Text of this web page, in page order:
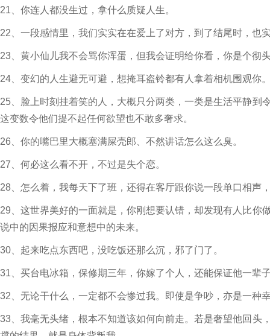
21、你连人都没生过，拿什么质疑人生。
22、一段感情里，我们实实在在爱上了对方，到了结尾时，也
23、黄小仙儿我不会骂你浑蛋，但我会证明给你看，你是个彻
24、变幻的人生避无可避，想掩耳盗铃都有人拿着相机围观你
25、脸上时刻挂着笑的人，大概只分两类，一类是生活平静到
这变数令他们提不起任何欲望也不敢多奢求。
26、你的嘴巴里大概塞满屎壳郎、不然讲话怎么这么臭。
27、何必这么看不开，不过是失个恋。
28、怎么着，我每天下了班，还得在客厅跟你说一段单口相声
29、这世界美好的一面就是，你刚想要认错，却发现有人比你
说中的因果报应和意想中的未来。
30、起来吃点东西吧，没吃饭还那么沉，邪了门了。
31、买台电冰箱，保修期三年，你嫁了个人，还能保证他一辈
32、无论干什么，一定都不会惨过我。即使是争吵，亦是一种
33、我毫无头绪，根本不知道该如何向前走。若是奢望他回头